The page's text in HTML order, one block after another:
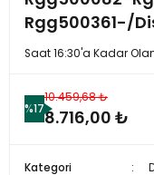
Rgg500361-/
Saat 16:30'a Kadar
%17
10.459,68 ₺
8.716,00 ₺
Kategori